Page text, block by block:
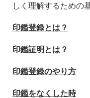
しく理解するための
印鑑登録とは？
印鑑証明とは？
印鑑登録のやり方
印鑑をなくした時